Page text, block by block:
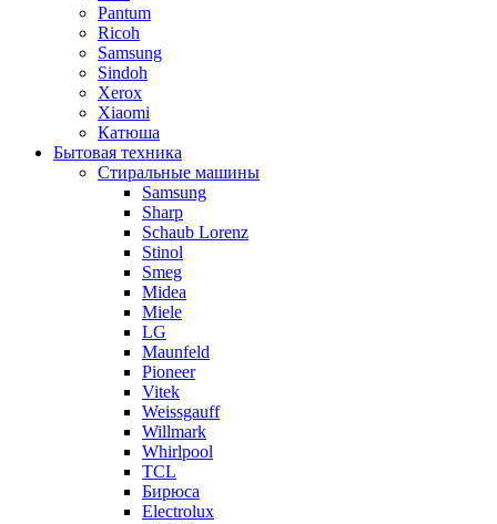
Pantum
Ricoh
Samsung
Sindoh
Xerox
Xiaomi
Катюша
Бытовая техника
Стиральные машины
Samsung
Sharp
Schaub Lorenz
Stinol
Smeg
Midea
Miele
LG
Maunfeld
Pioneer
Vitek
Weissgauff
Willmark
Whirlpool
TCL
Бирюса
Electrolux